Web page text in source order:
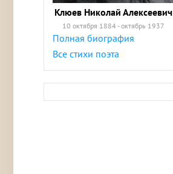
Клюев Николай Алексеевич
10 октября 1884 - октябрь 1937
Полная биография
Все стихи поэта